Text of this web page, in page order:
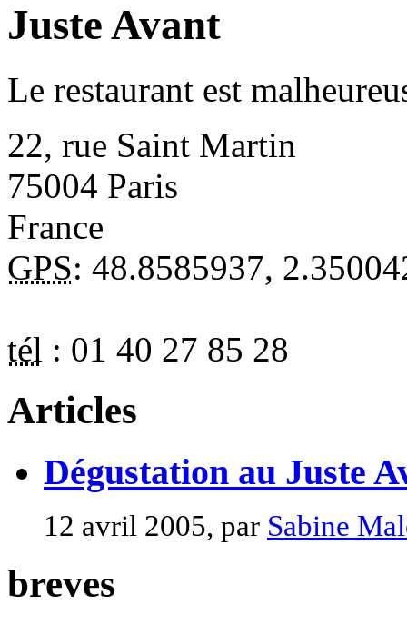
Juste Avant
Le restaurant est
22, rue Saint Martin
75004 Paris
France
GPS: 48.8585937,
tél : 01 40 27 85 28
Articles
Dégustation au Juste
12 avril 2005, par Sabine
breves